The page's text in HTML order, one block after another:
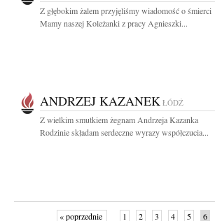
Z głębokim żalem przyjęliśmy wiadomość o śmierci
Mamy naszej Koleżanki z pracy Agnieszki...
ANDRZEJ KAZANEK ŁÓDŹ
Z wielkim smutkiem żegnam Andrzeja Kazanka
Rodzinie składam serdeczne wyrazy współczucia...
« poprzednie 1 2 3 4 5 6